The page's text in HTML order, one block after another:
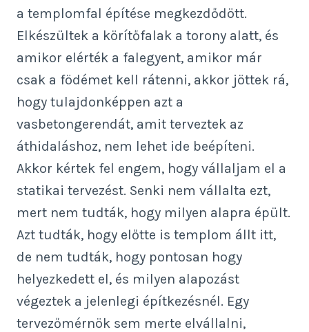
a templomfal építése megkezdődött.
Elkészültek a körítőfalak a torony alatt, és
amikor elérték a falegyent, amikor már
csak a födémet kell rátenni, akkor jöttek rá,
hogy tulajdonképpen azt a
vasbetongerendát, amit terveztek az
áthidaláshoz, nem lehet ide beépíteni.
Akkor kértek fel engem, hogy vállaljam el a
statikai tervezést. Senki nem vállalta ezt,
mert nem tudták, hogy milyen alapra épült.
Azt tudták, hogy előtte is templom állt itt,
de nem tudták, hogy pontosan hogy
helyezkedett el, és milyen alapozást
végeztek a jelenlegi építkezésnél. Egy
tervezőmérnök sem merte elvállalni,